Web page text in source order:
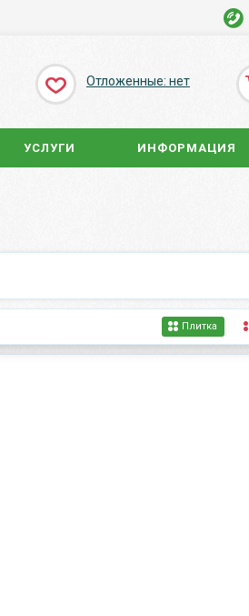
Отложенные: нет
УСЛУГИ ИНФОРМАЦИЯ
Плитка